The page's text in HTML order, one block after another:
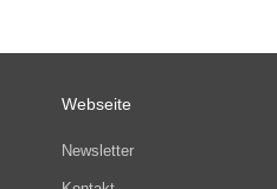
Webseite
Newsletter